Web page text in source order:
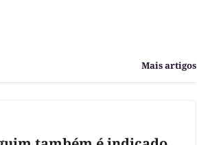
Mais artigos